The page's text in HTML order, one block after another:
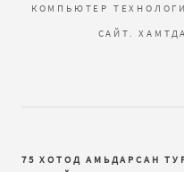
КОМПЬЮТЕР
САЙТ.
75 ХОТОД АМЬДАРСАН